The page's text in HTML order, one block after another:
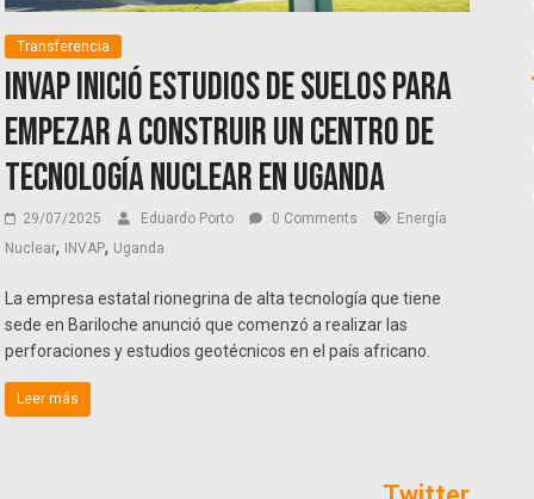
Transferencia
Invap inició estudios de suelos para
empezar a construir un centro de
tecnología nuclear en Uganda
29/07/2025 Eduardo Porto 0 Comments
Energía
Nuclear, INVAP, Uganda
La empresa estatal rionegrina de alta tecnología que tiene
sede en Bariloche anunció que comenzó a realizar las
perforaciones y estudios geotécnicos en el país africano.
Leer más